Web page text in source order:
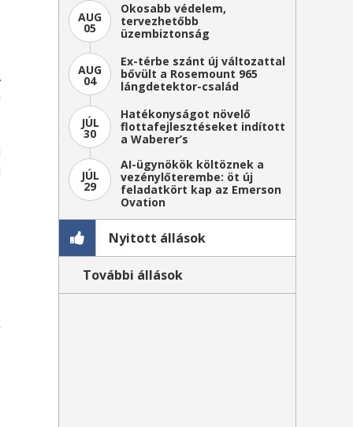
AUG
05
Okosabb védelem,
tervezhetőbb
üzembiztonság
AUG
04
Ex-térbe szánt új változattal
bővült a Rosemount 965
lángdetektor-család
JÚL
30
Hatékonyságot növelő
flottafejlesztéseket indított
a Waberer’s
JÚL
29
AI-ügynökök költöznek a
vezénylőterembe: öt új
feladatkört kap az Emerson
Ovation
Nyitott állások
További állások